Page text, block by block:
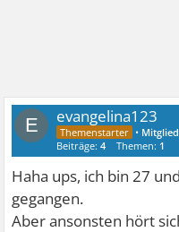
E evangelina123
• Mitglied
Beiträge:4 Themen: 1
Haha ups, ich bin 27
gegangen.
Aber ansonsten hört